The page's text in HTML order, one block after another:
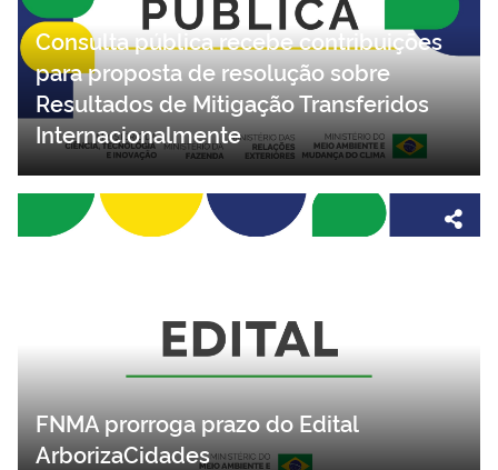
Consulta pública recebe contribuições
para proposta de resolução sobre
Resultados de Mitigação Transferidos
Internacionalmente
FNMA prorroga prazo do Edital
ArborizaCidades